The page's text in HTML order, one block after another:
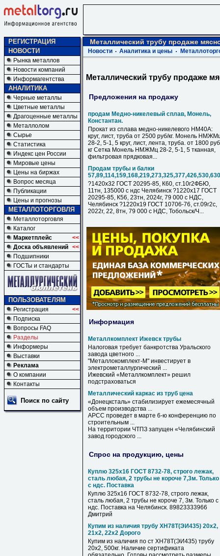
РЕГИСТРАЦИЯ
НОВОСТИ
Рынка металлов
Новости компаний
Информагентства
АНАЛИТИКА
Черные металлы
Цветные металлы
Драгоценные металлы
Металлолом
Сырье
Статистика
Индекс цен России
Мировые цены
Цены на биржах
Вопрос месяца
Публикации
Цены и прогнозы
МЕТАЛЛОТОРГОВЛЯ
Металлоторговля
Каталог
Маркетплейс
<<
Доска объявлений <<
Подшипники
ГОСТы и стандарты
ПОЛЬЗОВАТЕЛЯМ
Регистрация
<<
Подписка
Вопросы FAQ
Разделы
Информеры
Выставки
Реклама
О компании
Контакты
Поиск по сайту
Металлический трубу продаже
Новости Аналитика и цены
Металлический трубу продаже
Предложения на продажу
продам Медно-никелевый сплав, Монель,
Константан.
Прокат из сплава медно-никелевого НМ40А:
круг, лист, труба от 2500 руб/кг. Монель
28-2, 5-1, 5 круг, лист, лента, труба. от 1800
кг Сетка Монель НМЖМц 28-2, 5-1, 5 тканная,
фильтровая прядковая...
Продам трубы и балки
?1420х32 ГОСТ 20295-85, К60, ст.10г2ФБЮ,
11тн, 135000 с ндс Челябинск ?1220х17 ГОСТ
20295-85, К56, 23тн, 2024г, 79 000 с НДC,
Челябинск ?1220х19 ГОСТ 10706-76, ст.09г2с,
2022г, 22, 8тн, 79 000 с НДC, Тобольск/Ч...
Информация
Металлкомплект Ижевск трубы
Налоговая требует банкротства Уральского
завода цветного ...
"Металлокомплект-М" инвестирует в
электрометаллургический ...
Ижевский « Металлкомплект» решил
подстраховаться
Металлический каркас из труб цена
«Донецксталь» стабилизирует ежемесячный
объем производства ...
АРСС проведет в марте 6-ю конференцию по
строительным ...
На территории ЧТПЗ запущен «Челябинский
завод городского ...
Спрос на продукцию, цены
Куплю 325х16 ГОСТ 8732-78, строго лежак,
сталь любая, 2 трубы не короче 7,3м. Только
с ндс. Поставка
Куплю 325х16 ГОСТ 8732-78, строго лежак,
сталь любая, 2 трубы не короче 7, 3м. Только с
ндс. Поставка на Челябинск. 89823333966
Дмитрий
Купим из наличия трубу ХН78Т(ЭИ435) 20х2,
21х2, 22х2 Дорого
Купим из наличия по ст ХН78Т(ЭИ435) трубу
20х2, 500кг. Наличие сертификата